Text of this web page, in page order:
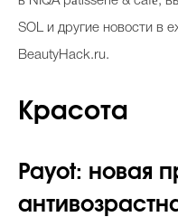
Папа может
SOL и другие новости в
BeautyHack.ru.
Красота
Payot: новая